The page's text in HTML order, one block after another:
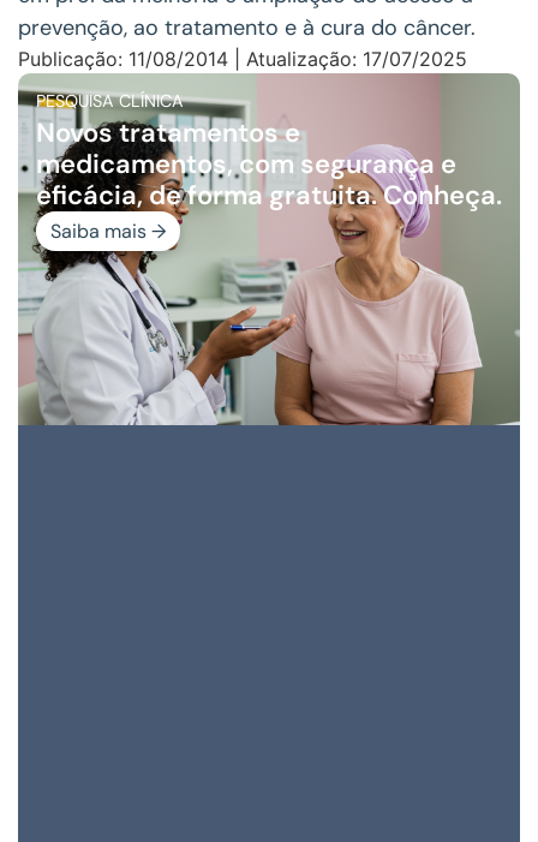
prevenção, ao tratamento e à cura do câncer.
Publicação: 11/08/2014 | Atualização: 17/07/2025
PESQUISA CLÍNICA
Novos tratamentos e
medicamentos, com segurança e
eficácia, de forma gratuita. Conheça.
Saiba mais →